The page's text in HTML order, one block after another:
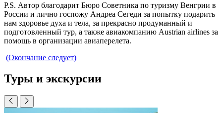
P.S. Автор благодарит Бюро Советника по туризму Венгрии в
России и лично госпожу Андреа Сегеди за попытку подарить
нам здоровье духа и тела, за прекрасно продуманный и
подготовленный тур, а также авиакомпанию Austrian airlines за
помощь в организации авиаперелета.
(Окончание следует)
Туры и экскурсии